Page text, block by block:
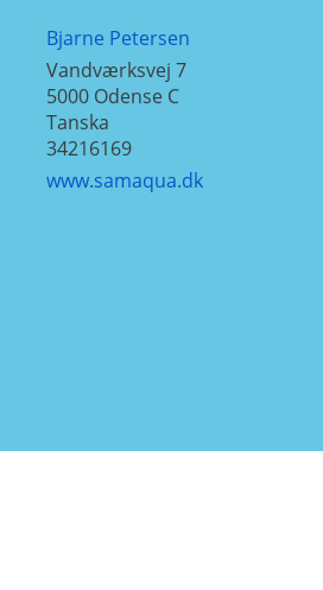
Bjarne Petersen
Vandværksvej 7
5000 Odense C
Tanska
34216169
www.samaqua.dk